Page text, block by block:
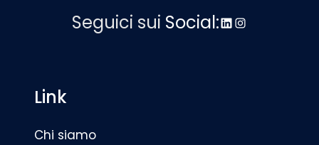
Seguici sui Social:LinkedIn
Instagram
Link
Chi siamo